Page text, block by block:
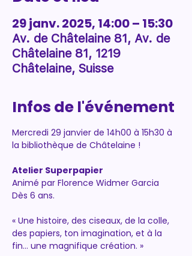
29 janv. 2025, 14:00 – 15:30
Av. de Châtelaine 81, Av. de
Châtelaine 81, 1219
Châtelaine, Suisse
Infos de l'événement
Mercredi 29 janvier de 14h00 à 15h30 à
la bibliothèque de Châtelaine !
Atelier Superpapier
Animé par Florence Widmer Garcia
Dès 6 ans.
« Une histoire, des ciseaux, de la colle,
des papiers, ton imagination, et à la
fin… une magnifique création. »